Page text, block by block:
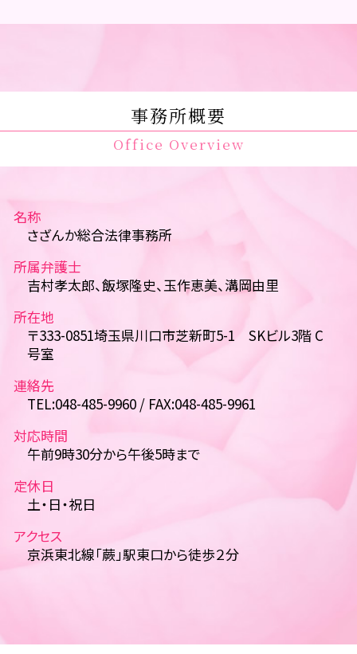
事務所概要
Office Overview
名称
さざんか総合法律事務所
所属弁護士
吉村孝太郎、飯塚隆史、玉作恵美、溝岡由里
所在地
〒333-0851埼玉県川口市芝新町5-1 SKビル3階 C
号室
連絡先
TEL:048-485-9960 / FAX:048-485-9961
対応時間
午前9時30分から午後5時まで
定休日
土・日・祝日
アクセス
京浜東北線「蕨」駅東口から徒歩２分